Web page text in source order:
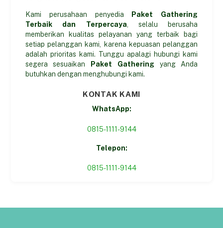
Kami perusahaan penyedia
Paket Gathering
Terbaik dan Terpercaya , selalu berusaha
memberikan kualitas pelayanan yang terbaik bagi
setiap pelanggan kami, karena kepuasan pelanggan
adalah prioritas kami. Tunggu apalagi hubungi kami
segera sesuaikan
Paket Gathering yang Anda
butuhkan dengan menghubungi kami.
KONTAK KAMI
WhatsApp:
0815-1111-9144
Telepon:
0815-1111-9144